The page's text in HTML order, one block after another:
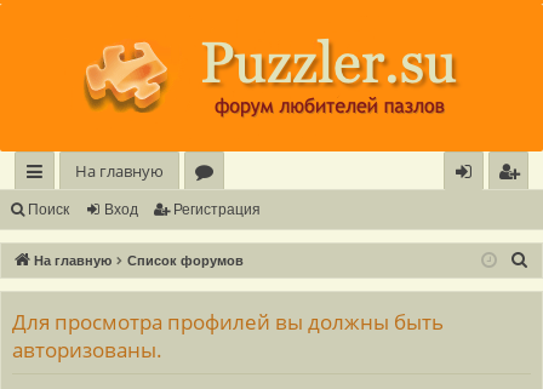
с
ы
лк
и
На главную
о
ру
м
ы
д
ис
тр
Поиск Вход Регистрация
На главную Список форумов
Для просмотра профилей вы должны быть
авторизованы.